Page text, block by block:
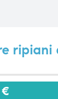
ripiani
€